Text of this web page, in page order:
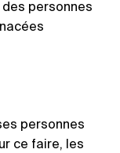
des personnes
personnes
ce faire, les